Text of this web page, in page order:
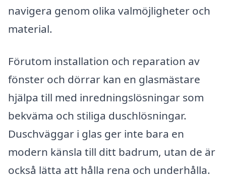
navigera genom olika valmöjligheter och
material.
Förutom installation och reparation av
fönster och dörrar kan en glasmästare
hjälpa till med inredningslösningar som
bekväma och stiliga duschlösningar.
Duschväggar i glas ger inte bara en
modern känsla till ditt badrum, utan de är
också lätta att hålla rena och underhålla.